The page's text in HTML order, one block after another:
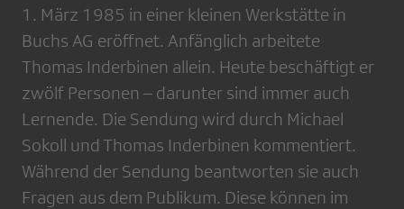
1. März 1985 in einer kleinen Werkstätte in
Buchs AG eröffnet. Anfänglich arbeitete
Thomas Inderbinen allein. Heute beschäftigt er
zwölf Personen – darunter sind immer auch
Lernende. Die Sendung wird durch Michael
Sokoll und Thomas Inderbinen kommentiert.
Während der Sendung beantworten sie auch
Fragen aus dem Publikum. Diese können im